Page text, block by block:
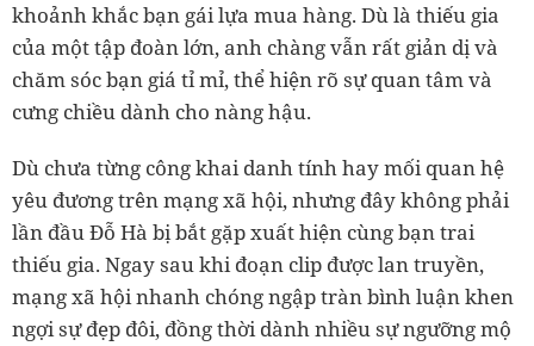
khoảnh khắc bạn gái lựa mua hàng. Dù là thiếu gia
của một tập đoàn lớn, anh chàng vẫn rất giản dị và
chăm sóc bạn giá tỉ mỉ, thể hiện rõ sự quan tâm và
cưng chiều dành cho nàng hậu.
Dù chưa từng công khai danh tính hay mối quan hệ
yêu đương trên mạng xã hội, nhưng đây không phải
lần đầu Đỗ Hà bị bắt gặp xuất hiện cùng bạn trai
thiếu gia. Ngay sau khi đoạn clip được lan truyền,
mạng xã hội nhanh chóng ngập tràn bình luận khen
ngợi sự đẹp đôi, đồng thời dành nhiều sự ngưỡng mộ